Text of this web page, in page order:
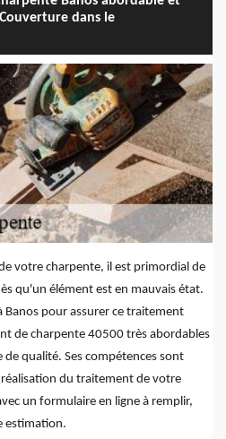
dans le
votre charpente, il est primordial de
qu'un élément est en mauvais état.
pour assurer ce traitement
de charpente 40500 très abordables
qualité. Ses compétences sont
du traitement de votre
un formulaire en ligne à remplir,
estimation.